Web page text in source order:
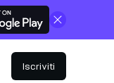
Chiudi
Iscriviti